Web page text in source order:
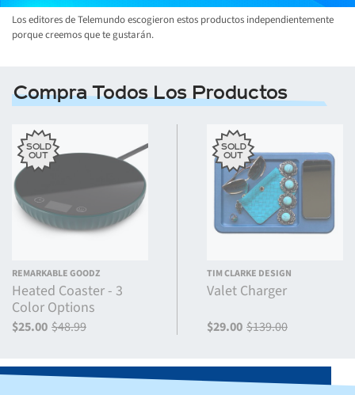
Los editores de Telemundo escogieron estos productos independientemente
porque creemos que te gustarán.
Compra Todos Los Productos
SOLD
OUT
REMARKABLE GOODZ
Heated Coaster - 3
Color Options
$25.00 $48.99
SOLD
OUT
TIM CLARKE DESIGN
Valet Charger
$29.00 $139.00